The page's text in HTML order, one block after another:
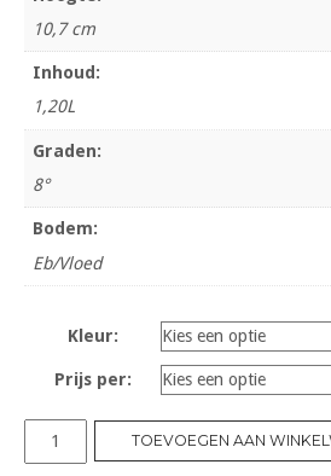
10,7 cm
Inhoud:
1,20L
Graden:
8°
Bodem:
Eb/Vloed
Kleur:
Prijs per:
Bloempot
15
TOEVOEGEN AAN